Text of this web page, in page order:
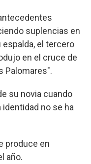
suplencias en
el tercero
en el cruce de
Palomares".
su novia cuando
no se ha
produce en
año.